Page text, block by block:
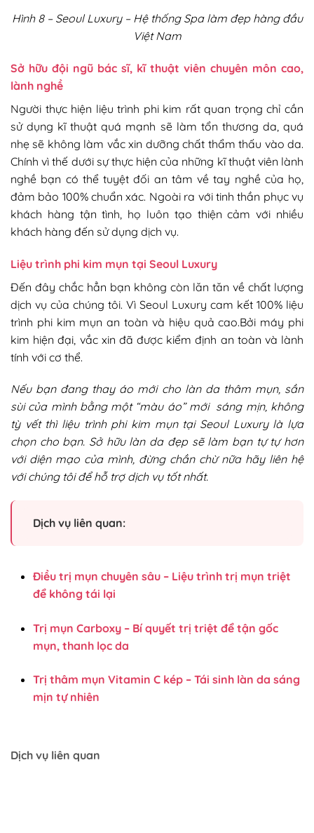
Dịch vụ liên quan
Hình 8 – Seoul Luxury – Hệ thống Spa làm đẹp hàng đầu
Việt Nam
Sở hữu đội ngũ bác sĩ, kĩ thuật viên chuyên môn cao,
lành nghề
Người thực hiện liệu trình phi kim rất quan trọng chỉ cần
sử dụng kĩ thuật quá mạnh sẽ làm tổn thương da, quá
nhẹ sẽ không làm vắc xin dưỡng chất thẩm thấu vào da.
Chính vì thế dưới sự thực hiện của những kĩ thuật viên lành
nghề bạn có thể tuyệt đối an tâm về tay nghề của họ,
đảm bảo 100% chuẩn xác. Ngoài ra với tinh thần phục vụ
khách hàng tận tình, họ luôn tạo thiện cảm với nhiều
khách hàng đến sử dụng dịch vụ.
Liệu trình phi kim mụn tại Seoul Luxury
Đến đây chắc hẳn bạn không còn lăn tăn về chất lượng
dịch vụ của chúng tôi. Vì Seoul Luxury cam kết 100% liệu
trình phi kim mụn an toàn và hiệu quả cao.Bởi máy phi
kim hiện đại, vắc xin đã được kiểm định an toàn và lành
tính với cơ thể.
Nếu bạn đang thay áo mới cho làn da thâm mụn, sần
sùi của mình bằng một “màu áo” mới sáng mịn, không
tỳ vết thì liệu trình phi kim mụn tại Seoul Luxury là lựa
chọn cho bạn. Sở hữu làn da đẹp sẽ làm bạn tự tự hơn
với diện mạo của mình, đừng chần chừ nữa hãy liên hệ
với chúng tôi để hỗ trợ dịch vụ tốt nhất.
Dịch vụ liên quan:
Điều trị mụn chuyên sâu – Liệu trình trị mụn triệt
để không tái lại
Trị mụn Carboxy – Bí quyết trị triệt để tận gốc
mụn, thanh lọc da
Trị thâm mụn Vitamin C kép – Tái sinh làn da sáng
mịn tự nhiên